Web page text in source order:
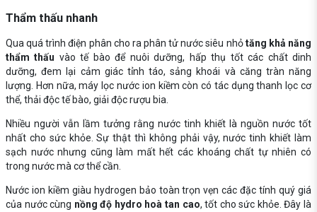
Thẩm thấu nhanh
Qua quá trình điện phân cho ra phân tử nước siêu nhỏtăng khả năng
thẩm thấu vào tế bào để nuôi dưỡng, hấp thụ tốt các chất dinh
dưỡng, đem lại cảm giác tỉnh táo, sảng khoái và căng tràn năng
lượng. Hơn nữa, máy lọc nước ion kiềm còn có tác dụng thanh lọc cơ
thể, thải độc tế bào, giải độc rượu bia.
Nhiều người vẫn lầm tưởng rằng nước tinh khiết là nguồn nước tốt
nhất cho sức khỏe. Sự thật thì không phải vậy, nước tinh khiết làm
sạch nước nhưng cũng làm mất hết các khoáng chất tự nhiên có
trong nước mà cơ thể cần.
Nước ion kiềm giàu hydrogen bảo toàn trọn vẹn các đặc tính quý giá
của nước cùng nồng độ hydro hoà tan cao, tốt cho sức khỏe. Đây là